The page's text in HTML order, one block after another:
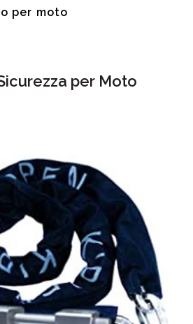
per moto
per Moto